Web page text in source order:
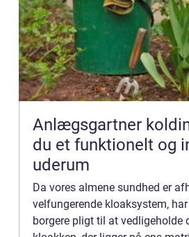
Anlægsgartner kolding sådan
du et funktionelt og
uderum
Da vores almene sundhed er
velfungerende kloaksystem,
borgere pligt til at vedligeholde